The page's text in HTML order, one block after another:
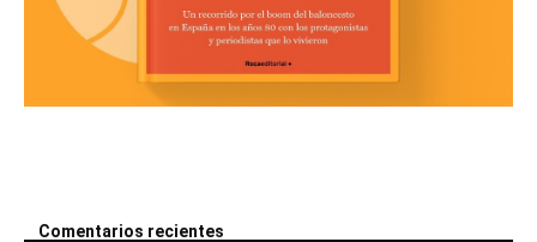
Comentarios recientes